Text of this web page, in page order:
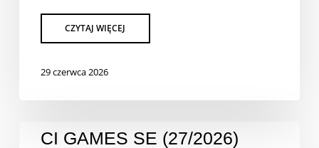
29 czerwca 2026
CI GAMES SE (27/2026)